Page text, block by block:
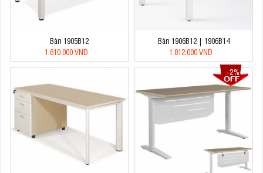
Bàn 1905B12
1.610.000 VNĐ
Bàn 1906B12 | 1906B14
1.812.000 VNĐ
-2%